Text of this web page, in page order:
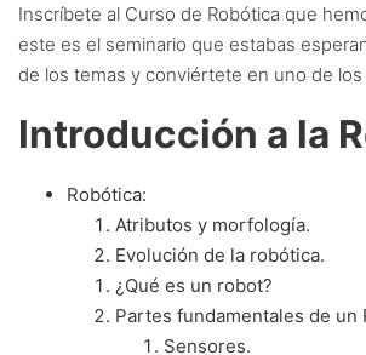
Inscríbete al Curso de Robótica que
este es el seminario que estabas
de los temas y conviértete en uno de los
Introducción a la
Robótica:
Atributos y morfología.
Evolución de la robótica.
¿Qué es un robot?
Partes fundamentales de un
Sensores.